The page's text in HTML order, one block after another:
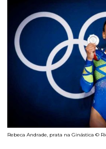
Rebeca Andrade, prata na Ginástica ©